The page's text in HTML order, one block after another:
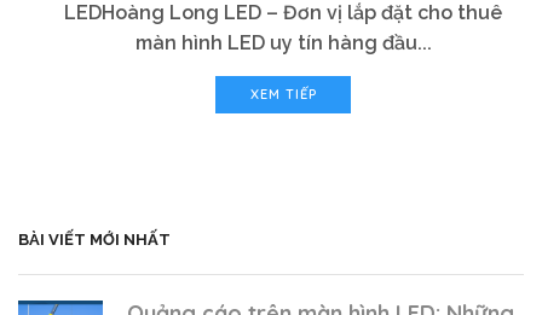
LEDHoàng Long LED – Đơn vị lắp đặt cho thuê
màn hình LED uy tín hàng đầu...
XEM TIẾP
BÀI VIẾT MỚI NHẤT